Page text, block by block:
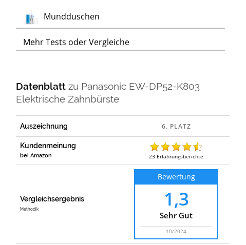
Mundduschen
Mehr Tests oder Vergleiche
Datenblattzu Panasonic EW-DP52-K803
Elektrische Zahnbürste
Auszeichnung
Kundenmeinung
bei Amazon 23 Erfahrungsberichte
Vergleichsergebnis
Methodik
Bewertung
1,3
Sehr Gut
10/2024